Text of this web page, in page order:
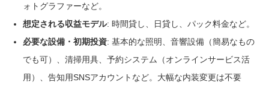
ォトグラファーなど。
想定される収益モデル: 時間貸し、日貸し、パック料金など。
必要な設備・初期投資: 基本的な照明、音響設備（簡易なもの
でも可）、清掃用具、予約システム（オンラインサービス活
用）、告知用SNSアカウントなど。大幅な内装変更は不要